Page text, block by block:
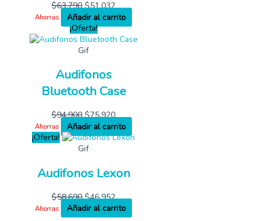
$63,790 $51,032
Ahorras
Añadir al carrito
¡Oferta!
Gif
Audifonos
Bluetooth Case
$94,900 $75,920
Ahorras
Añadir al carrito
¡Oferta!
Gif
Audifonos Lexon
$58,690 $46,952
Ahorras Añadir al carrito